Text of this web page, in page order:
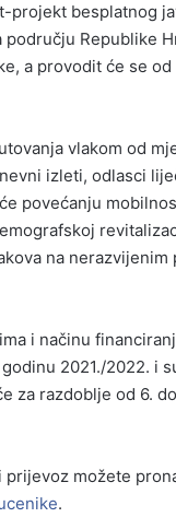
projekt besplatnog
Republike
a provodit će se od
vlakom od
izleti, odlasci
povećanju
na
i načinu
2021./2022. i
za razdoblje od 6.
možete
.